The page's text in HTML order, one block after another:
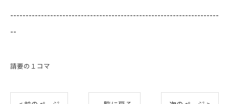
--------------------------------------------------------------------
--
請要の１コマ